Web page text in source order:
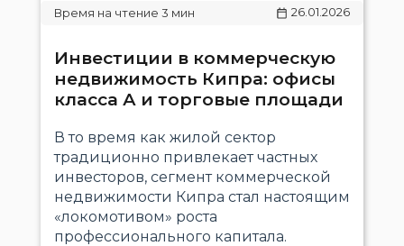
26.01.2026
Инвестиции в коммерческую
недвижимость Кипра: офисы
класса А и торговые площади
В то время как жилой сектор
традиционно привлекает частных
инвесторов, сегмент коммерческой
недвижимости Кипра стал настоящим
«локомотивом» роста
профессионального капитала.